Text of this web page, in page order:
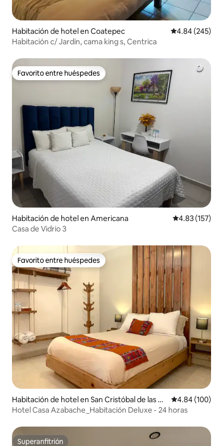
Habitación de hotel en Coatepec Calificación
4.84 (245)
Habitación c/ Jardín, cama king s, Centrica
Favorito entre huéspedes
Favorito entre huéspedes
Habitación de hotel en Americana Calificación
4.83 (157)
Casa de Vidrio 3
Favorito entre huéspedes
Favorito entre huéspedes
Habitación de hotel en San Cristóbal de las Ca
sas
Calificación
4.84 (100)
Hotel Casa Azabache_Habitación Deluxe - 24 horas
Superanfitrión